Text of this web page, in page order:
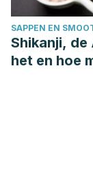
SAPPEN EN
Shikanji,
het en hoe